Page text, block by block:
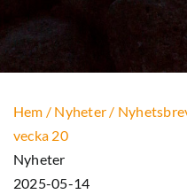
Hem / Nyheter /
vecka 20
Nyheter
2025-05-14